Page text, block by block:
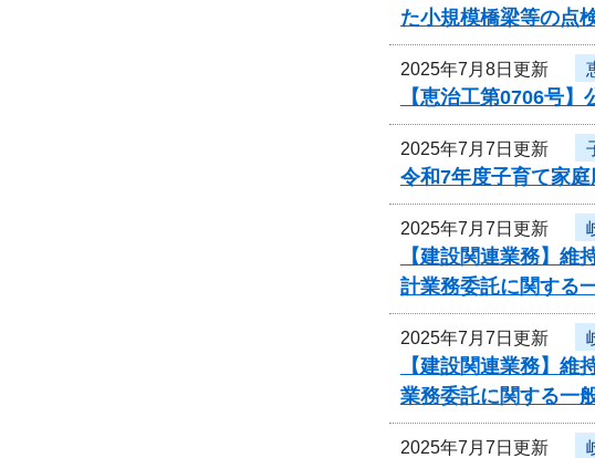
た小規模橋梁等の点
2025年7月8日更新
【恵治工第0706号
2025年7月7日更新
令和7年度子育て家
2025年7月7日更新
【建設関連業務】
計業務委託に関する
2025年7月7日更新
【建設関連業務】
業務委託に関する一
2025年7月7日更新